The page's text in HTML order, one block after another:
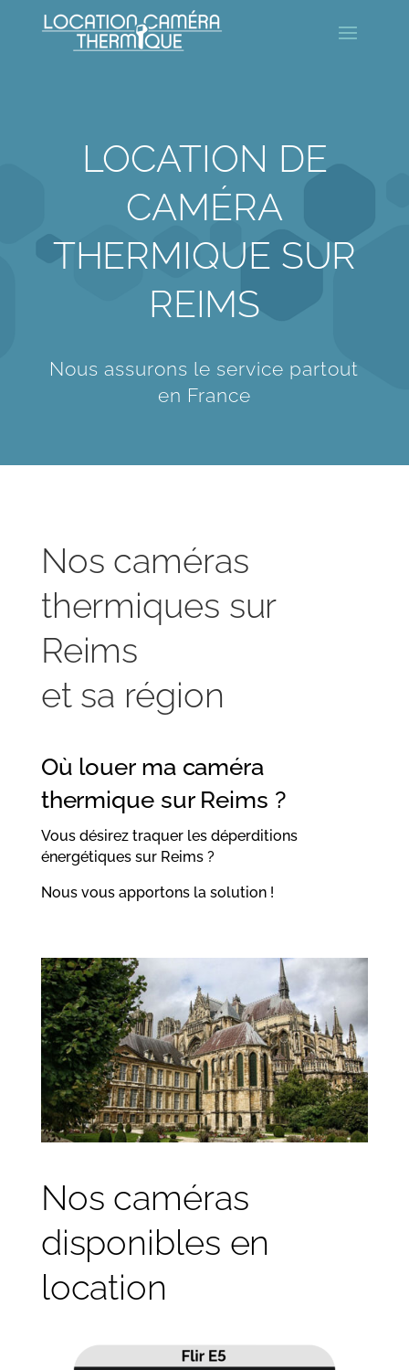
LOCATION DE
CAMÉRA
THERMIQUE SUR
REIMS
Nous assurons le service partout
en France
Nos caméras
thermiques sur
Reims
et sa région
Où louer ma caméra
thermique sur Reims ?
Vous désirez traquer les déperditions
énergétiques sur Reims ?
Nous vous apportons la solution !
Nos caméras
disponibles en
location